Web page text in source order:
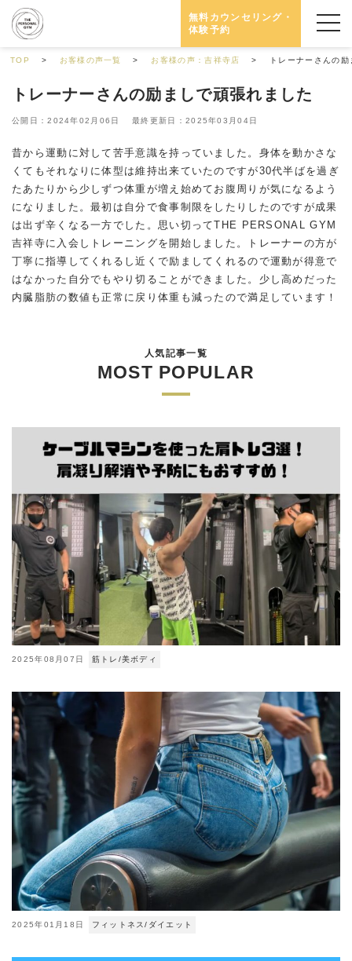
無料カウンセリング・
体験予約
TOP お客様の声一覧 お客様の声：吉祥寺店 トレーナーさんの
トレーナーさんの励ましで頑張れました
公開日：2024年02月06日 最終更新日：2025年03月04日
昔から運動に対して苦手意識を持っていました。身体を動かさな
くてもそれなりに体型は維持出来ていたのですが30代半ばを過ぎ
たあたりから少しずつ体重が増え始めてお腹周りが気になるよう
になりました。最初は自分で食事制限をしたりしたのですが成果
は出ず辛くなる一方でした。思い切ってTHE PERSONAL GYM
吉祥寺に入会しトレーニングを開始しました。トレーナーの方が
丁寧に指導してくれるし近くで励ましてくれるので運動が得意で
はなかった自分でもやり切ることができました。少し高めだった
内臓脂肪の数値も正常に戻り体重も減ったので満足しています！
人気記事一覧
MOST POPULAR
2025年08月07日 筋トレ/美ボディ
2025年01月18日 フィットネス/ダイエット